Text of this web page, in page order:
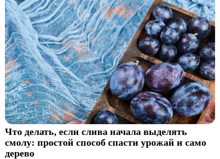
Что делать, если слива начала выделять
смолу: простой способ спасти урожай и само
дерево